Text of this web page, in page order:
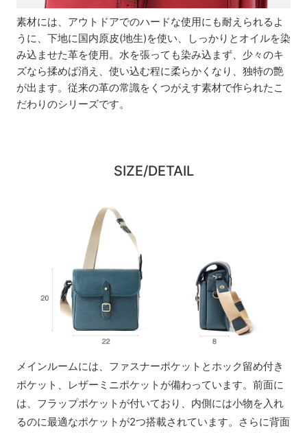
素材には、アウトドアでのハードな使用にも耐えられるよ
うに、下地に国内原皮(地生)を使い、しっかりとオイルを染
み込ませた革を使用。水を張っても染み込まず、少々のキ
ズなら揉めば消え、使い込む程に柔らかくなり、独特の艶
が出ます。従来の革の常識をくつがえす素材で作られたこ
だわりのシリーズです。
SIZE/DETAIL
メインルームには、ファスナーポケットとホック留め付き
ポケット、レザーミニポケットが備わっています。前面に
は、フラップポケットが付いており、内側には小物を入れ
るのに最適なポケットが2つ搭載されています。さらに背面